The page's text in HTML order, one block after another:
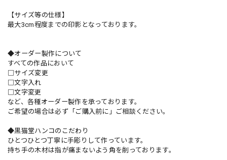
【サイズ等の仕様】
最大3cm程度までの印影となっております。
◆オーダー製作について
すべての作品において
□サイズ変更
□文字入れ
□文字変更
など、各種オーダー製作を承っております。
ご希望の場合は必ず「ご購入前に」ご相談ください。
◆黒猫堂ハンコのこだわり
ひとつひとつ丁寧に手彫りして作っています。
持ち手の木材は指が痛まないよう角を削っております。